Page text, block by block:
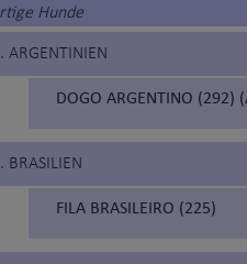
Hunde
ARGENTINIEN
DOGO ARGENTINO (292)
BRASILIEN
FILA BRASILEIRO (225)